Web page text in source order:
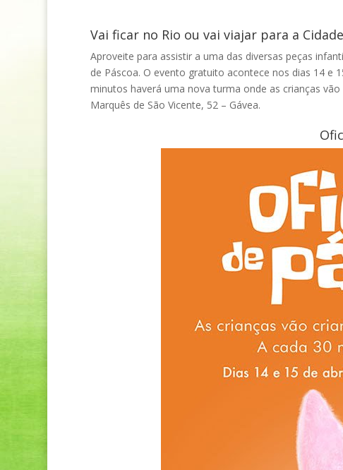
Vai ficar no Rio ou vai viajar para a
Aproveite para assistir a uma das diversas peças
de Páscoa. O evento gratuito acontece nos dias 14 e
minutos haverá uma nova turma onde as crianças
Marquês de São Vicente, 52 – Gávea.